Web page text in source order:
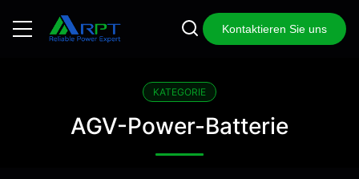
Kontaktieren Sie uns
KATEGORIE
AGV-Power-Batterie